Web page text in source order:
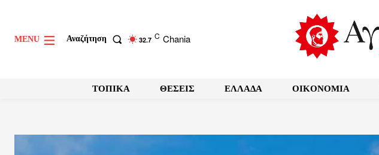
MENU Αναζήτηση 32.7 C Chania
ΤΟΠΙΚΑ ΘΕΣΕΙΣ ΕΛΛΑΔΑ OIKONOMIA